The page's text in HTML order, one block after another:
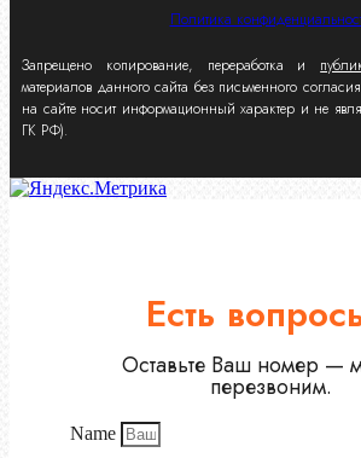
Политика
Запрещено копирование, переработка и
материалов данного сайта без письменного
на сайте носит информационный характер и не
ГК РФ).
Есть
Оставьте Ваш номер —
перезвоним.
Name